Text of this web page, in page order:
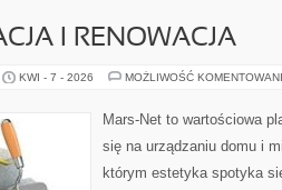
I RENOWACJA
KWI - 7 - 2026 MOŻLIWOŚĆ
Mars-Net to wartościowa
się na urządzaniu domu i
którym estetyka spotyka